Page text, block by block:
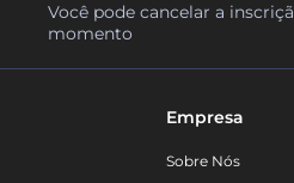
Você pode cancelar a
momento
Empresa
Sobre Nós